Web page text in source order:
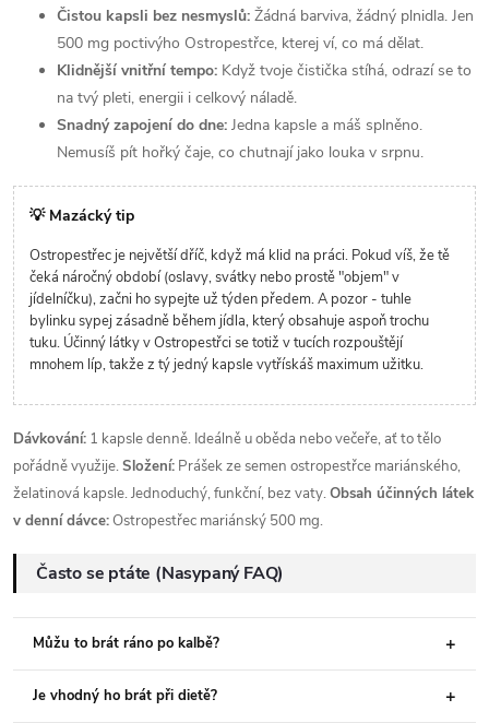
Čistou kapsli bez nesmyslů: Žádná barviva, žádný plnidla. Jen
500 mg poctivýho Ostropestřce, kterej ví, co má dělat.
Klidnější vnitřní tempo: Když tvoje čistička stíhá, odrazí se to
na tvý pleti, energii i celkový náladě.
Snadný zapojení do dne: Jedna kapsle a máš splněno.
Nemusíš pít hořký čaje, co chutnají jako louka v srpnu.
💡 Mazácký tip
Ostropestřec je největší dříč, když má klid na práci. Pokud víš, že tě
čeká náročný období (oslavy, svátky nebo prostě "objem" v
jídelníčku), začni ho sypejte už týden předem. A pozor - tuhle
bylinku sypej zásadně během jídla, který obsahuje aspoň trochu
tuku. Účinný látky v Ostropestřci se totiž v tucích rozpouštějí
mnohem líp, takže z tý jedný kapsle vytřískáš maximum užitku.
Dávkování: 1 kapsle denně. Ideálně u oběda nebo večeře, ať to tělo
pořádně využije.Složení: Prášek ze semen ostropestřce mariánského,
želatinová kapsle. Jednoduchý, funkční, bez vaty.Obsah účinných látek
v denní dávce: Ostropestřec mariánský 500 mg.
Často se ptáte (Nasypaný FAQ)
Můžu to brát ráno po kalbě?
Je vhodný ho brát při dietě?